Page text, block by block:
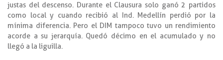
justas del descenso. Durante el Clausura solo ganó 2 partidos
como local y cuando recibió al Ind. Medellín perdió por la
mínima diferencia. Pero el DIM tampoco tuvo un rendimiento
acorde a su jerarquía. Quedó décimo en el acumulado y no
llegó a la liguilla.